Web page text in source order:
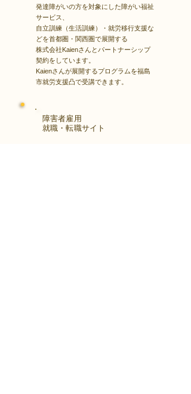
発達障がいの方を対象にした障がい福祉
サービス、
自立訓練（生活訓練）・就労移行支援な
どを首都圏・関西圏で展開する
株式会社Kaienさんとパートナーシップ
契約をしています。
Kaienさんが展開するプログラムを福島
市就労支援凸で受講できます。
障害者雇用
​就職・転職サイト